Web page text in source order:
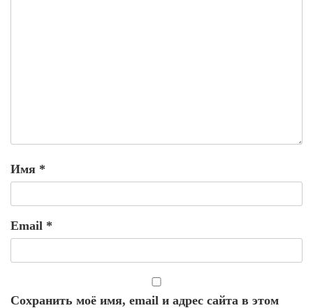
Имя *
Email *
Сохранить моё имя, email и адрес сайта в этом